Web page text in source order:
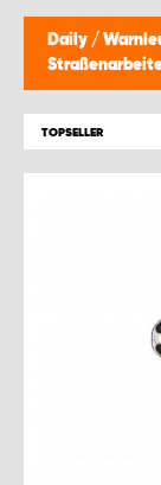
Daily /
TOPSELLER
WORK SYSTEM
WORK SYSTEM NAMEN